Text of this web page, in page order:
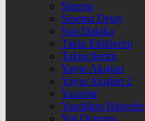
Sinema
Sinema Detay
Son Dakika
Takip Ettiklerim
Takipçilerim
Yayın Akışları
Yayın Akışları 2
Yazarlar
Yazdığım Haberler